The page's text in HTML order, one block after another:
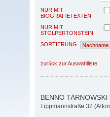
NUR MIT
BIOGRAFIETEXTEN
NUR MIT
STOLPERTONSTEIN
SORTIERUNG
zurück zur Auswahlliste
BENNO TARNOWSKI
Lippmannstraße 32